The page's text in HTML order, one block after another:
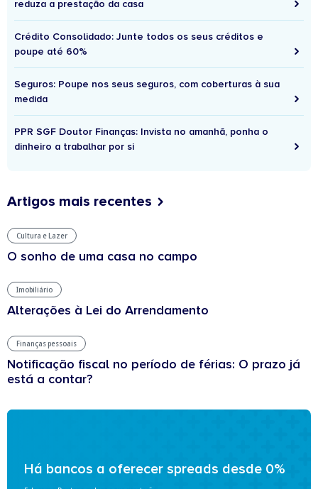
reduza a prestação da casa
Crédito Consolidado: Junte todos os seus créditos e
poupe até 60%
Seguros: Poupe nos seus seguros, com coberturas à sua
medida
PPR SGF Doutor Finanças: Invista no amanhã, ponha o
dinheiro a trabalhar por si
Artigos mais recentes
Cultura e Lazer
O sonho de uma casa no campo
Imobiliário
Alterações à Lei do Arrendamento
Finanças pessoais
Notificação fiscal no período de férias: O prazo já
está a contar?
Há bancos a oferecer spreads desde 0%